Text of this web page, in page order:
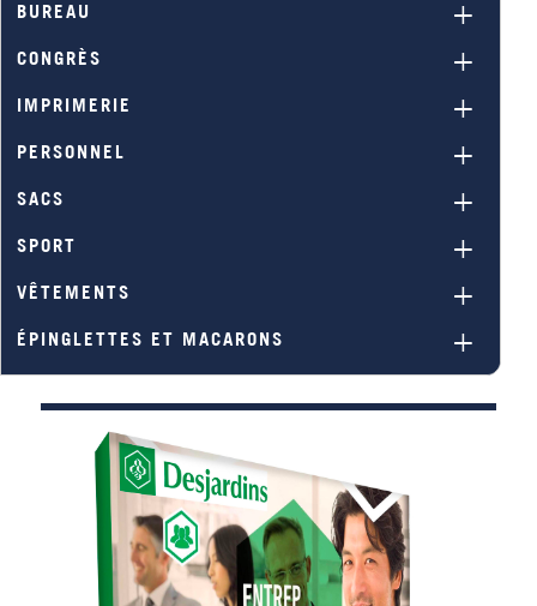
BUREAU
CONGRÈS
IMPRIMERIE
PERSONNEL
SACS
SPORT
VÊTEMENTS
ÉPINGLETTES ET MACARONS